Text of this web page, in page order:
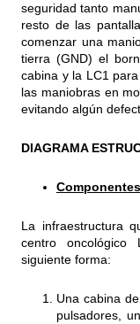
seguridad tanto
resto de las
comenzar una
tierra (GND) el
cabina y la LC1
las maniobras en
evitando algún
DIAGRAMA
La infraestructura
centro oncológico
siguiente forma:
Una cabina
pulsadores,